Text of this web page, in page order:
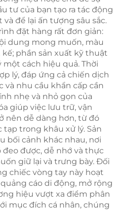
tư của bạn tạo ra tác động
để lại ấn tượng sâu sắc.
đặt hàng rất đơn giản:
dung mong muốn, màu
kế; phần sản xuất kỹ thuật
một cách hiệu quả. Thời
lý, đáp ứng cả chiến dịch
và nhu cầu khẩn cấp cần
nhẹ và nhỏ gọn của
giúp việc lưu trữ, vận
nên dễ dàng hơn, từ đó
trong khâu xử lý. Sản
bối cảnh khác nhau, nơi
được, dễ nhớ và thực
giữ lại và trưng bày. Đối
chiếc vòng tay này hoạt
cáo di động, mở rộng
hiệu vượt xa điểm phân
mục đích cá nhân, chúng